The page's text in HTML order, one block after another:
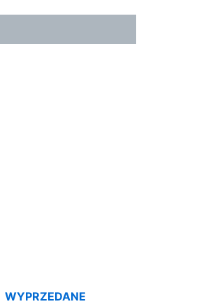
WYPRZEDANE